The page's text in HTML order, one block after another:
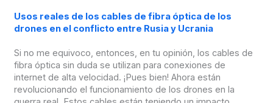
Usos reales de los cables de fibra óptica de los
drones en el conflicto entre Rusia y Ucrania
Si no me equivoco, entonces, en tu opinión, los cables de
fibra óptica sin duda se utilizan para conexiones de
internet de alta velocidad. ¡Pues bien! Ahora están
revolucionando el funcionamiento de los drones en la